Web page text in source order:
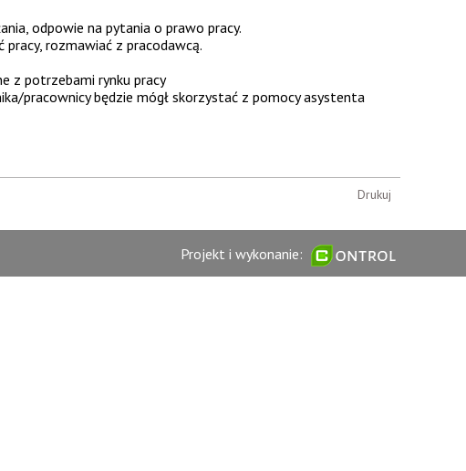
odpowie na pytania o prawo pracy.
rozmawiać z pracodawcą.
z potrzebami rynku pracy
pracownicy będzie mógł skorzystać z pomocy asystenta
Drukuj
Projekt i wykonanie: